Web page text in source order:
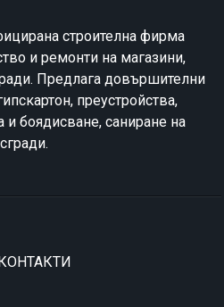
строителна фирма
и ремонти на магазини,
Предлага довършителни
преустройства,
боядисване, саниране на
сгради.